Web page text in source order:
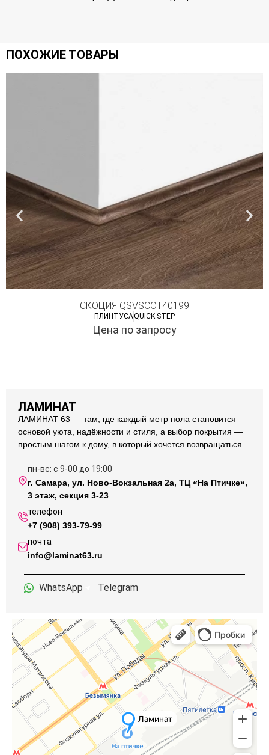
ПОХОЖИЕ ТОВАРЫ
СКОЦИЯ QSVSCOT40199
ПЛИНТУСАQUICK STEP
Цена по запросу
ЛАМИНАТ
ЛАМИНАТ 63 — там, где каждый метр пола становится
основой уюта, надёжности и стиля, а выбор покрытия —
простым шагом к дому, в который хочется возвращаться.
пн-вс: с 9-00 до 19:00
г. Самара, ул. Ново-Вокзальная 2а, ТЦ «На Птичке»,
3 этаж, секция 3-23
телефон
+7 (908) 393-79-99
почта
info@laminat63.ru
WhatsApp Telegram